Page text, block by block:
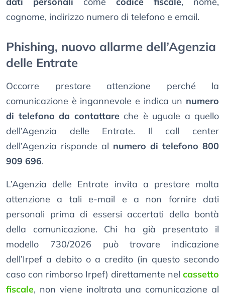
cognome, indirizzo numero di telefono e email.
Phishing, nuovo allarme dell’Agenzia
delle Entrate
Occorre prestare attenzione perché la
comunicazione è ingannevole e indica un numero
di telefono da contattareche è uguale a quello
dell’Agenzia delle Entrate. Il call center
dell’Agenzia risponde al numero di telefono 800
909 696.
L’Agenzia delle Entrate invita a prestare molta
attenzione a tali e-mail e a non fornire dati
personali prima di essersi accertati della bontà
della comunicazione. Chi ha già presentato il
modello 730/2026 può trovare indicazione
dell’Irpef a debito o a credito (in questo secondo
caso con rimborso Irpef) direttamente nel cassetto
fiscale, non viene inoltrata una comunicazione al